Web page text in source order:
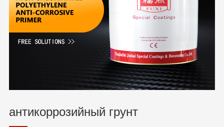
антикоррозийный грунт